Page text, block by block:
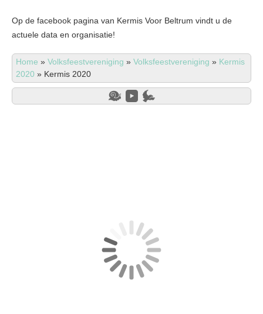
Op de facebook pagina van Kermis Voor Beltrum vindt u de
actuele data en organisatie!
Home » Volksfeestvereniging » Volksfeestvereniging » Kermis
2020 » Kermis 2020